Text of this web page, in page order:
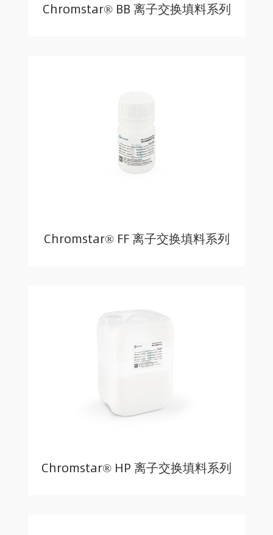
Chromstar® BB 离子交换填料系列
Chromstar® FF 离子交换填料系列
Chromstar® HP 离子交换填料系列